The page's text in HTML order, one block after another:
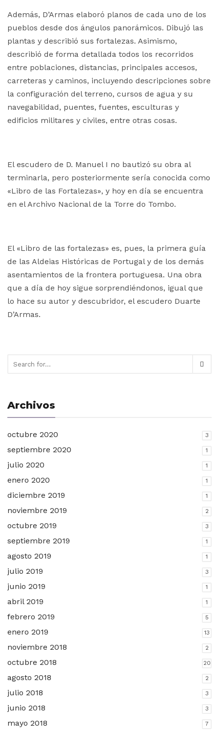
Además, D’Armas elaboró planos de cada uno de los
pueblos desde dos ángulos panorámicos. Dibujó las
plantas y describió sus fortalezas. Asimismo,
describió de forma detallada todos los recorridos
entre poblaciones, distancias, principales accesos,
carreteras y caminos, incluyendo descripciones sobre
la configuración del terreno, cursos de agua y su
navegabilidad, puentes, fuentes, esculturas y
edificios militares y civiles, entre otras cosas.
El escudero de D. Manuel I no bautizó su obra al
terminarla, pero posteriormente sería conocida como
«Libro de las Fortalezas», y hoy en día se encuentra
en el Archivo Nacional de la Torre do Tombo.
El «Libro de las fortalezas» es, pues, la primera guía
de las Aldeias Históricas de Portugal y de los demás
asentamientos de la frontera portuguesa. Una obra
que a día de hoy sigue sorprendiéndonos, igual que
lo hace su autor y descubridor, el escudero Duarte
D’Armas.
Archivos
octubre 2020 3
septiembre 2020 1
julio 2020 1
enero 2020 1
diciembre 2019 1
noviembre 2019 2
octubre 2019 3
septiembre 2019 1
agosto 2019 1
julio 2019 3
junio 2019 1
abril 2019 1
febrero 2019 5
enero 2019 13
noviembre 2018 2
octubre 2018 20
agosto 2018 2
julio 2018 3
junio 2018 3
mayo 2018 7